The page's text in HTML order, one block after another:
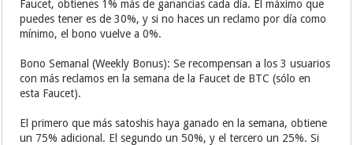
Faucet, obtienes 1% más de ganancias cada día. El máximo que
puedes tener es de 30%, y si no haces un reclamo por día como
mínimo, el bono vuelve a 0%.
Bono Semanal (Weekly Bonus): Se recompensan a los 3 usuarios
con más reclamos en la semana de la Faucet de BTC (sólo en
esta Faucet).
El primero que más satoshis haya ganado en la semana, obtiene
un 75% adicional. El segundo un 50%, y el tercero un 25%. Si